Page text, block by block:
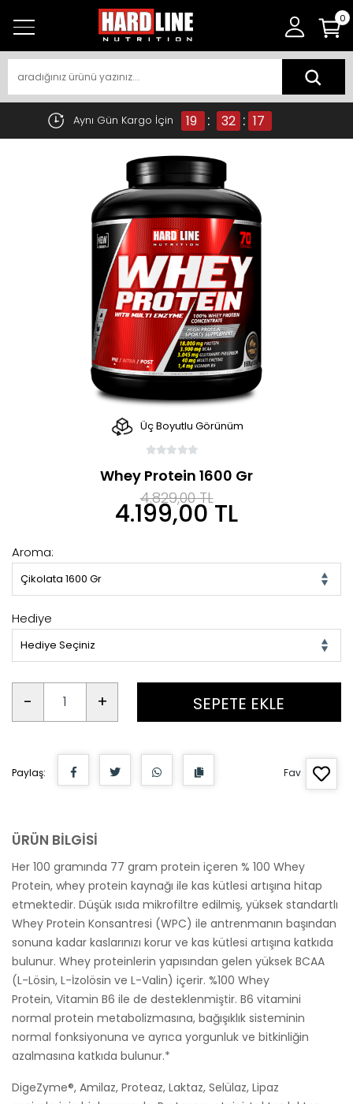
0
Aynı Gün Kargo İçin 19 : 32 : 17
Üç Boyutlu Görünüm
Whey Protein 1600 Gr
4.829,00 TL
4.199,00 TL
Aroma:
Çikolata 1600 Gr
Hediye
Hediye Seçiniz
- + SEPETE EKLE
Paylaş: Fav
ÜRÜN BİLGİSİ
Her 100 gramında 77 gram protein içeren % 100 Whey
Protein, whey protein kaynağı ile kas kütlesi artışına hitap
etmektedir. Düşük ısıda mikrofiltre edilmiş, yüksek standartlı
Whey Protein Konsantresi (WPC) ile antrenmanın başından
sonuna kadar kaslarınızı korur ve kas kütlesi artışına katkıda
bulunur. Whey proteinlerin yapısından gelen yüksek BCAA
(L-Lösin, L-İzolösin ve L-Valin) içerir. %100 Whey
Protein, Vitamin B6 ile de desteklenmiştir. B6 vitamini
normal protein metabolizmasına, bağışıklık sisteminin
normal fonksiyonuna ve ayrıca yorgunluk ve bitkinliğin
azalmasına katkıda bulunur.*
DigeZyme®, Amilaz, Proteaz, Laktaz, Selülaz, Lipaz